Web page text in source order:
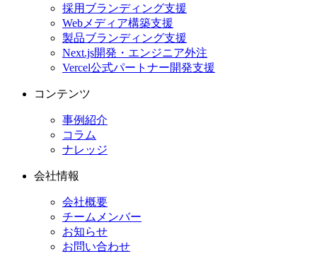
採用ブランディング支援
Webメディア構築支援
製品ブランディング支援
Next.js開発・エンジニア外注
Vercel公式パートナー開発支援
コンテンツ
事例紹介
コラム
ナレッジ
会社情報
会社概要
チームメンバー
お知らせ
お問い合わせ